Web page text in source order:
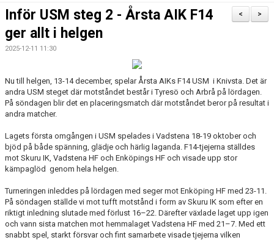
KLUBBSHOP
LEDARGUIDEN
>
<
Inför USM steg 2 - Årsta AIK F14
ger allt i helgen
2025-12-11 11:30
Nu till helgen, 13-14 december, spelar Årsta AIKs F14 USM i Knivsta. Det är
andra USM steget där motståndet består i Tyresö och Arbrå på lördagen.
På söndagen blir det en placeringsmatch där motståndet beror på resultat i
andra matcher.
Lagets första omgången i USM spelades i Vadstena 18-19 oktober och
bjöd på både spänning, glädje och härlig laganda. F14-tjejerna ställdes
mot Skuru IK, Vadstena HF och Enköpings HF och visade upp stor
kämpaglöd genom hela helgen.
Turneringen inleddes på lördagen med seger mot Enköping HF med 23-11.
På söndagen ställde vi mot tufft motstånd i form av Skuru IK som efter en
riktigt inledning slutade med förlust 16–22. Därefter växlade laget upp igen
och vann sista matchen mot hemmalaget Vadstena HF med 21–7. Med ett
snabbt spel, starkt försvar och fint samarbete visade tjejerna vilken